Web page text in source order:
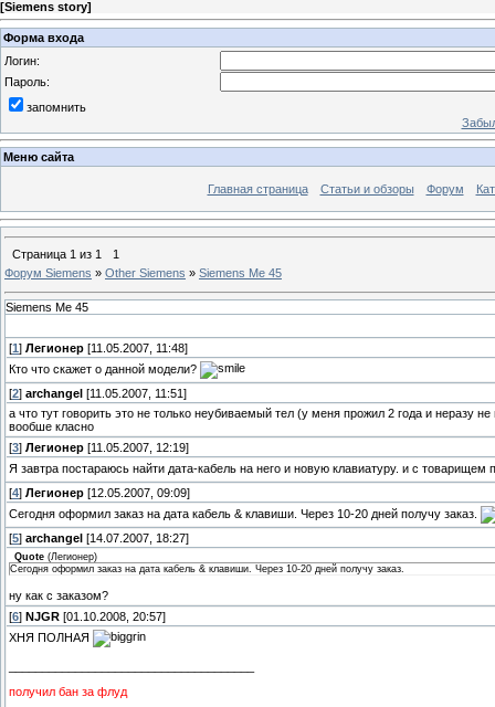
[Siemens story]
Форма входа
Логин:
Пароль:
запомнить
Меню сайта
Главная страница Статьи и обзоры Форум
Страница 1 из 1
1
Форум Siemens » Other Siemens » Siemens Me 45
Siemens Me 45
[1 ] Легионер [11.05.2007, 11:48]
Кто что скажет о данной модели?
[2] archangel [11.05.2007, 11:51]
а что тут говорить это не только неубиваемый тел (у меня прожил 2 года и неразу
вообше класно
[3] Легионер [11.05.2007, 12:19]
Я завтра постараюсь найти дата-кабель на него и новую клавиатуру. и с
[4] Легионер [12.05.2007, 09:09]
Сегодня оформил заказ на дата кабель & клавиши. Через 10-20 дней получу заказ.
[5] archangel [14.07.2007, 18:27]
Quote (Легионер)
Сегодня оформил заказ на дата кабель & клавиши. Через 10-20 дней получу заказ.
ну как с заказом?
[6] NJGR [01.10.2008, 20:57]
ХНЯ ПОЛНАЯ
получил бан за флуд